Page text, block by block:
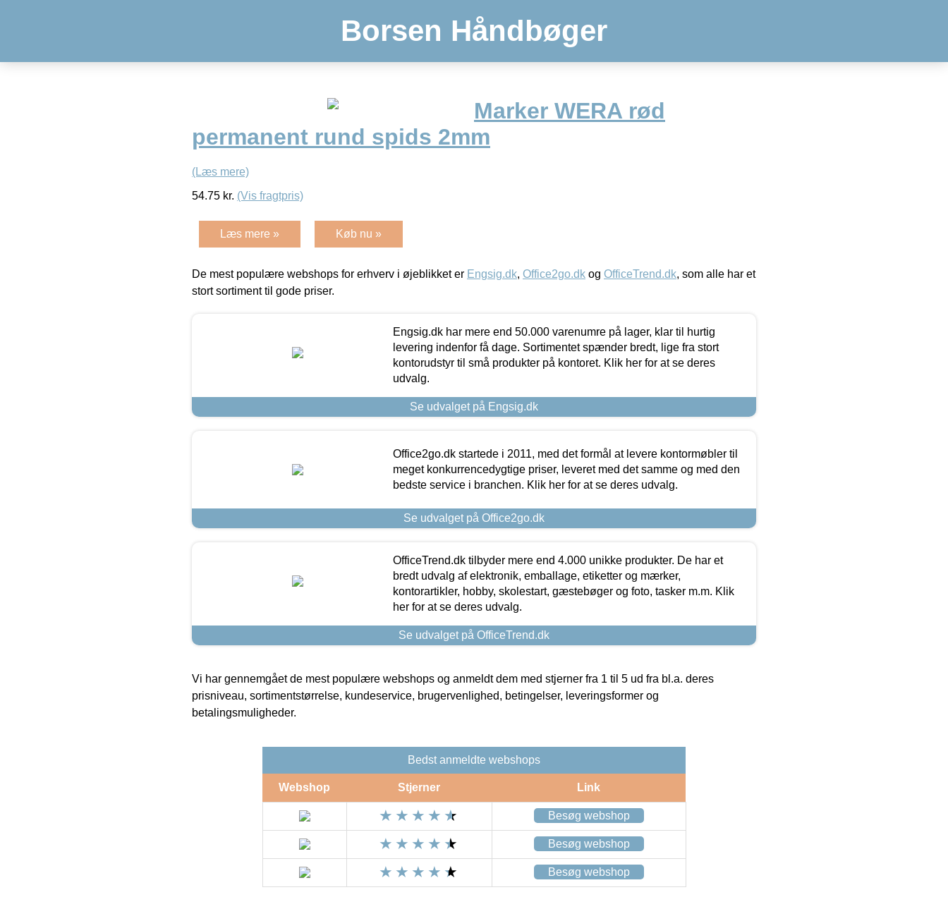
Borsen Håndbøger
Marker WERA rød
permanent rund spids 2mm
(Læs mere)
54.75 kr. (Vis fragtpris)
Læs mere » Køb nu »
De mest populære webshops for erhverv i øjeblikket er Engsig.dk, Office2go.dk og OfficeTrend.dk, som alle har et
stort sortiment til gode priser.
Engsig.dk har mere end 50.000 varenumre på lager, klar til hurtig
levering indenfor få dage. Sortimentet spænder bredt, lige fra stort
kontorudstyr til små produkter på kontoret. Klik her for at se deres
udvalg.
Se udvalget på Engsig.dk
Office2go.dk startede i 2011, med det formål at levere kontormøbler til
meget konkurrencedygtige priser, leveret med det samme og med den
bedste service i branchen. Klik her for at se deres udvalg.
Se udvalget på Office2go.dk
OfficeTrend.dk tilbyder mere end 4.000 unikke produkter. De har et
bredt udvalg af elektronik, emballage, etiketter og mærker,
kontorartikler, hobby, skolestart, gæstebøger og foto, tasker m.m. Klik
her for at se deres udvalg.
Se udvalget på OfficeTrend.dk
Vi har gennemgået de mest populære webshops og anmeldt dem med stjerner fra 1 til 5 ud fra bl.a. deres
prisniveau, sortimentstørrelse, kundeservice, brugervenlighed, betingelser, leveringsformer og
betalingsmuligheder.
Bedst anmeldte webshops
Webshop Stjerner Link
Besøg webshop
Besøg webshop
Besøg webshop